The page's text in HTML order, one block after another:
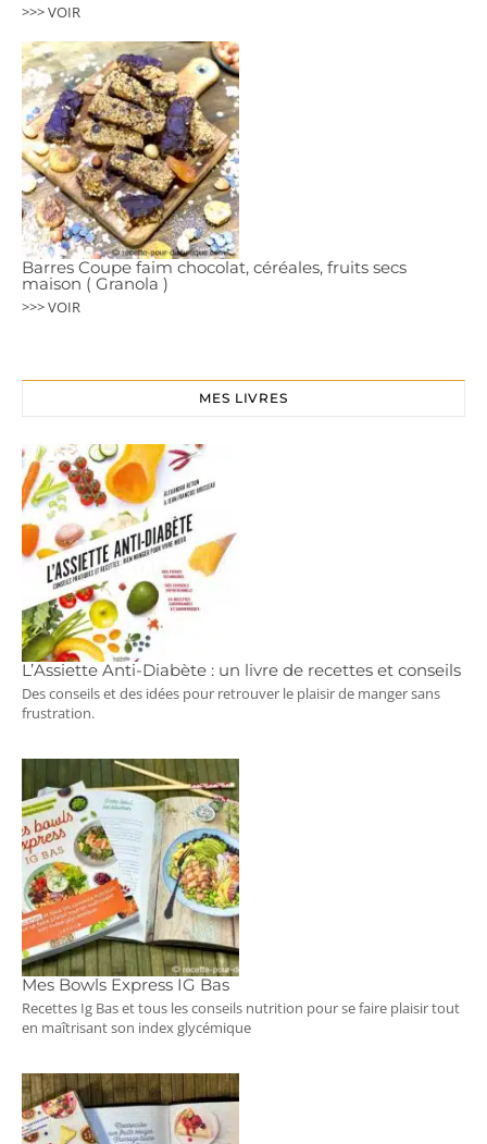
>>> VOIR
Barres Coupe faim chocolat, céréales, fruits secs
maison ( Granola )
>>> VOIR
MES LIVRES
L’Assiette Anti-Diabète : un livre de recettes et conseils
Des conseils et des idées pour retrouver le plaisir de manger sans
frustration.
Mes Bowls Express IG Bas
Recettes Ig Bas et tous les conseils nutrition pour se faire plaisir tout
en maîtrisant son index glycémique